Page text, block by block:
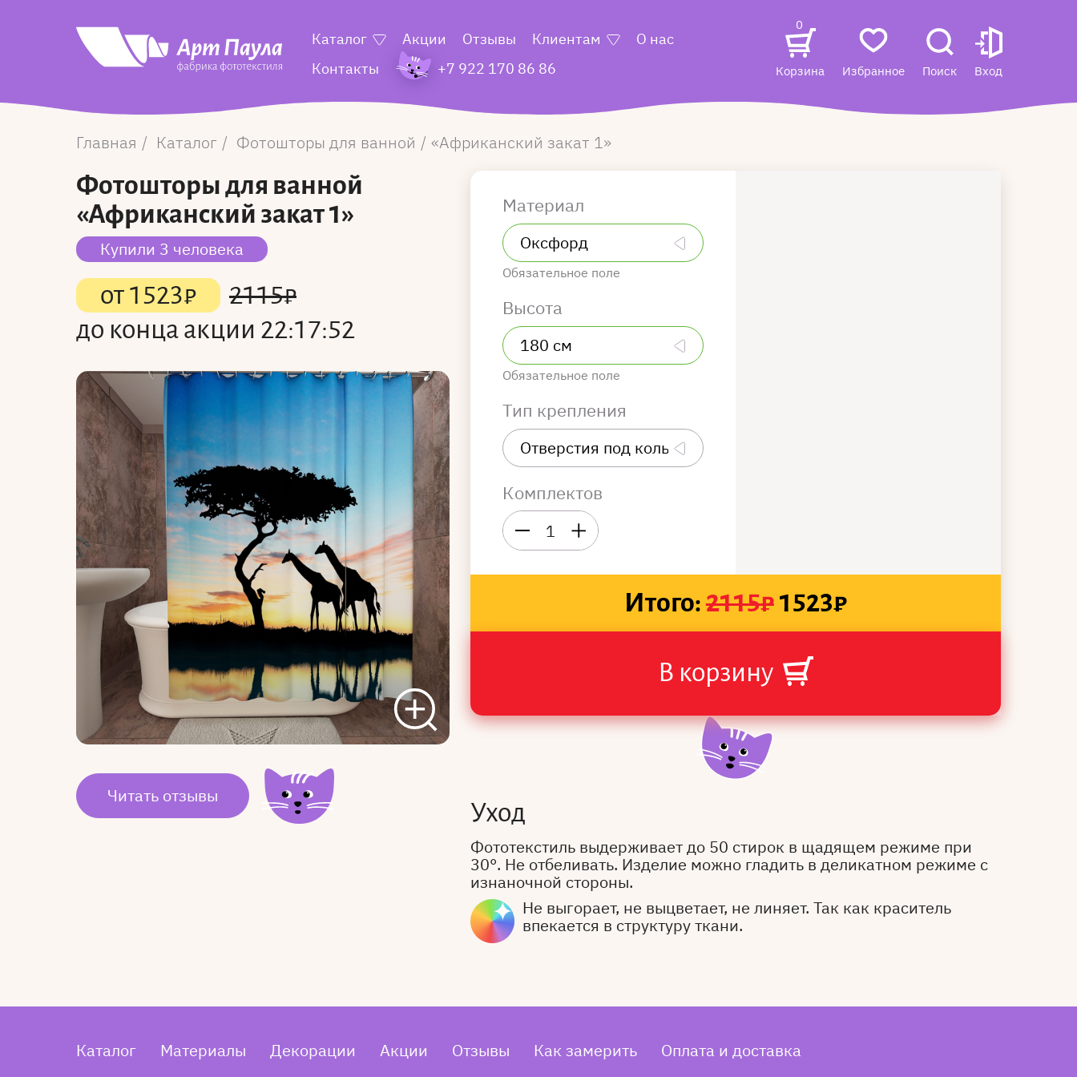
Каталог Акции Отзывы Клиентам
О нас
Контакты
+7 922 170 86 86
0
Корзина Избранное Поиск Вход
Главная Каталог Фотошторы для ванной Африканский закат 1
Фотошторы для ванной
«Африканский закат 1»
Купили 3 человека
от1523₽ 2115₽
до конца акции 22:17:52
Читать отзывы
Материал
Обязательное поле
Высота
Обязательное поле
Тип крепления
Комплектов
1
Итого:2115₽1523₽
В корзину
Уход
Фототекстиль выдерживает до 50 стирок в щадящем режиме при
30°. Не отбеливать. Изделие можно гладить в деликатном режиме с
изнаночной стороны.
Не выгорает, не выцветает, не линяет. Так как краситель
впекается в структуру ткани.
Каталог Материалы Декорации Акции Отзывы Как замерить
Оплата и доставка